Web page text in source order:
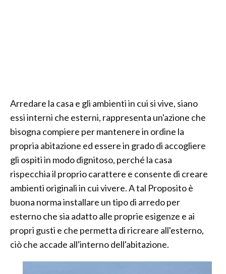
Arredare la casa e gli ambienti in cui si vive, siano
essi interni che esterni, rappresenta un'azione che
bisogna compiere per mantenere in ordine la
propria abitazione ed essere in grado di accogliere
gli ospiti in modo dignitoso, perché la casa
rispecchia il proprio carattere e consente di creare
ambienti originali in cui vivere. A tal Proposito è
buona norma installare un tipo di arredo per
esterno che sia adatto alle proprie esigenze e ai
propri gusti e che permetta di ricreare all'esterno,
ciò che accade all'interno dell'abitazione.